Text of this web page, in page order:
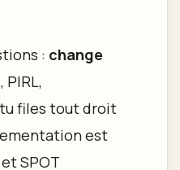
: change
files tout droit
est
SPOT